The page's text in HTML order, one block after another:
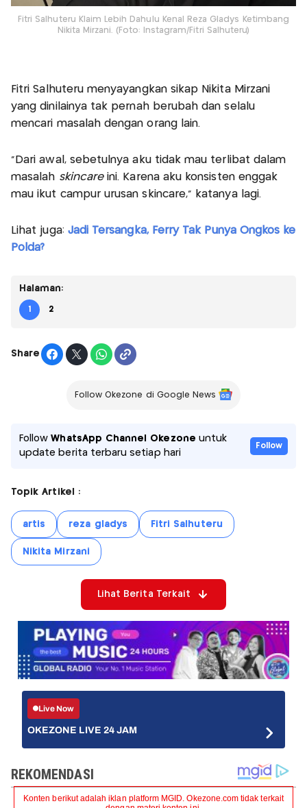
Fitri Salhuteru Klaim Lebih Dahulu Kenal Reza Gladys Ketimbang
Nikita Mirzani. (Foto: Instagram/Fitri Salhuteru)
Fitri Salhuteru menyayangkan sikap Nikita Mirzani
yang dinilainya tak pernah berubah dan selalu
mencari masalah dengan orang lain.
"Dari awal, sebetulnya aku tidak mau terlibat dalam
masalah skincareini. Karena aku konsisten enggak
mau ikut campur urusan skincare," katanya lagi.
Lihat juga: Jadi Tersangka, Ferry Tak Punya Ongkos ke
Polda?
Halaman:
1 2
Share
Follow Okezone di Google News
FollowWhatsApp Channel Okezone untuk
update berita terbaru setiap hari
Follow
Topik Artikel :
artis reza gladys Fitri Salhuteru
Nikita Mirzani
Lihat Berita Terkait
Live Now
OKEZONE LIVE 24 JAM